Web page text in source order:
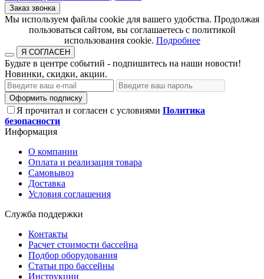
Заказ звонка
​​​​​​​Мы используем файлы cookie для вашего удобства. Продолжая
пользоваться сайтом, вы соглашаетесь с политикой
использования cookie.​​​​​​​ Подробнее
Я СОГЛАСЕН
Будьте в центре событий - подпишитесь на наши новости!
Новинки, скидки, акции.
Оформить подписку
Я прочитал и согласен с условиями Политика
безопасности
Информация
О компании
Оплата и реализация товара
Самовывоз
Доставка
Условия соглашения
Служба поддержки
Контакты
Расчет стоимости бассейна
Подбор оборудования
Статьи про бассейны
Инструкции